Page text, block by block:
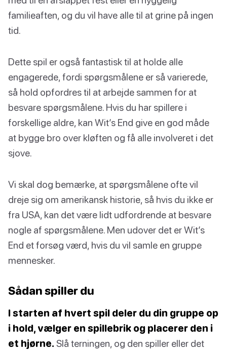
familieaften, og du vil have alle til at grine på ingen
tid.
Dette spil er også fantastisk til at holde alle
engagerede, fordi spørgsmålene er så varierede,
så hold opfordres til at arbejde sammen for at
besvare spørgsmålene. Hvis du har spillere i
forskellige aldre, kan Wit’s End give en god måde
at bygge bro over kløften og få alle involveret i det
sjove.
Vi skal dog bemærke, at spørgsmålene ofte vil
dreje sig om amerikansk historie, så hvis du ikke er
fra USA, kan det være lidt udfordrende at besvare
nogle af spørgsmålene. Men udover det er Wit’s
End et forsøg værd, hvis du vil samle en gruppe
mennesker.
Sådan spiller du
I starten af hvert spil deler du din gruppe op
i hold, vælger en spillebrik og placerer den i
et hjørne. Slå terningen, og den spiller eller det